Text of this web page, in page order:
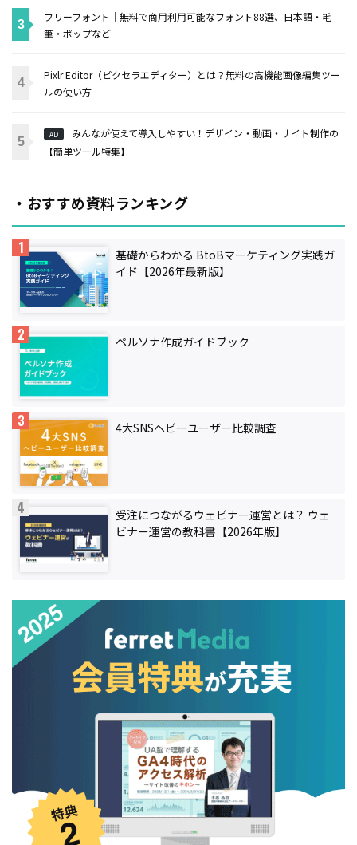
フリーフォント｜無料で商用利用可能なフォント88選、日本語・毛
筆・ポップなど
Pixlr Editor（ピクセラエディター）とは？無料の高機能画像編集ツー
ルの使い方
AD
みんなが使えて導入しやすい！デザイン・動画・サイト制作の
【簡単ツール特集】
・おすすめ資料ランキング
基礎からわかる BtoBマーケティング実践ガ
イド【2026年最新版】
ペルソナ作成ガイドブック
4大SNSヘビーユーザー比較調査
受注につながるウェビナー運営とは？ ウェ
ビナー運営の教科書【2026年版】